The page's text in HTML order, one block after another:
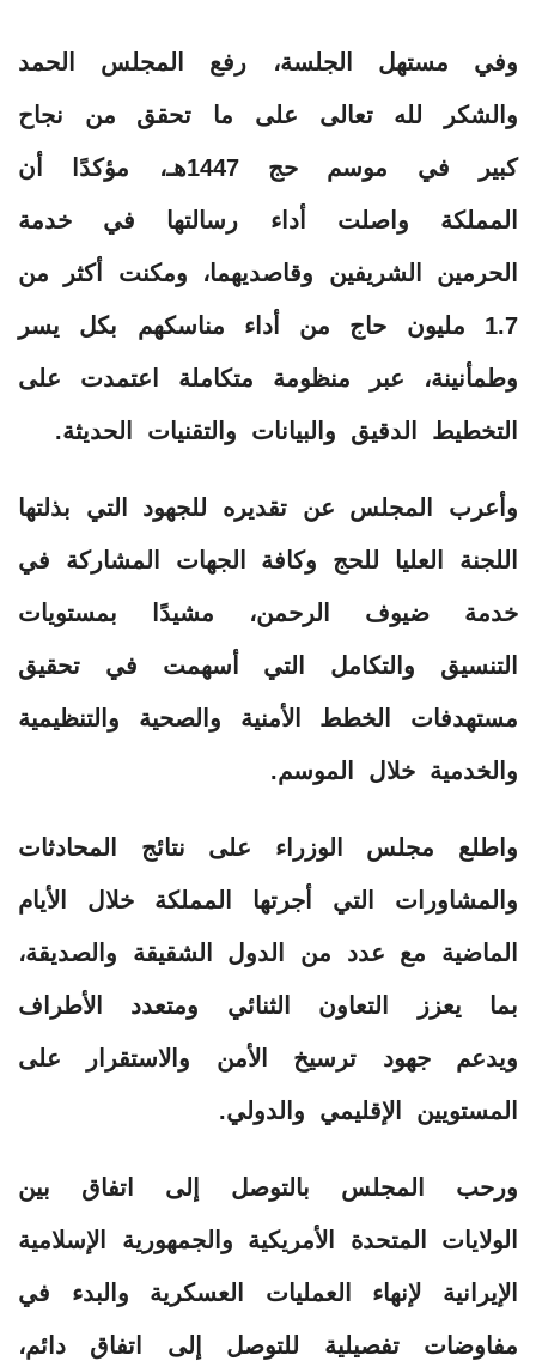
وفي مستهل الجلسة، رفع المجلس الحمد
والشكر لله تعالى على ما تحقق من نجاح
كبير في موسم حج 1447هـ، مؤكدًا أن
المملكة واصلت أداء رسالتها في خدمة
الحرمين الشريفين وقاصديهما، ومكنت أكثر من
1.7 مليون حاج من أداء مناسكهم بكل يسر
وطمأنينة، عبر منظومة متكاملة اعتمدت على
التخطيط الدقيق والبيانات والتقنيات الحديثة.
وأعرب المجلس عن تقديره للجهود التي بذلتها
اللجنة العليا للحج وكافة الجهات المشاركة في
خدمة ضيوف الرحمن، مشيدًا بمستويات
التنسيق والتكامل التي أسهمت في تحقيق
مستهدفات الخطط الأمنية والصحية والتنظيمية
والخدمية خلال الموسم.
واطلع مجلس الوزراء على نتائج المحادثات
والمشاورات التي أجرتها المملكة خلال الأيام
الماضية مع عدد من الدول الشقيقة والصديقة،
بما يعزز التعاون الثنائي ومتعدد الأطراف
ويدعم جهود ترسيخ الأمن والاستقرار على
المستويين الإقليمي والدولي.
ورحب المجلس بالتوصل إلى اتفاق بين
الولايات المتحدة الأمريكية والجمهورية الإسلامية
الإيرانية لإنهاء العمليات العسكرية والبدء في
مفاوضات تفصيلية للتوصل إلى اتفاق دائم،